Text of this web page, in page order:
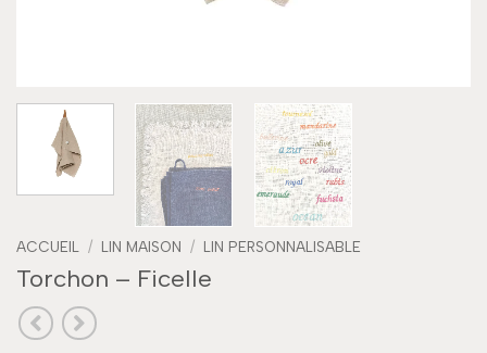
ACCUEIL / LIN MAISON / LIN PERSONNALISABLE
Torchon – Ficelle